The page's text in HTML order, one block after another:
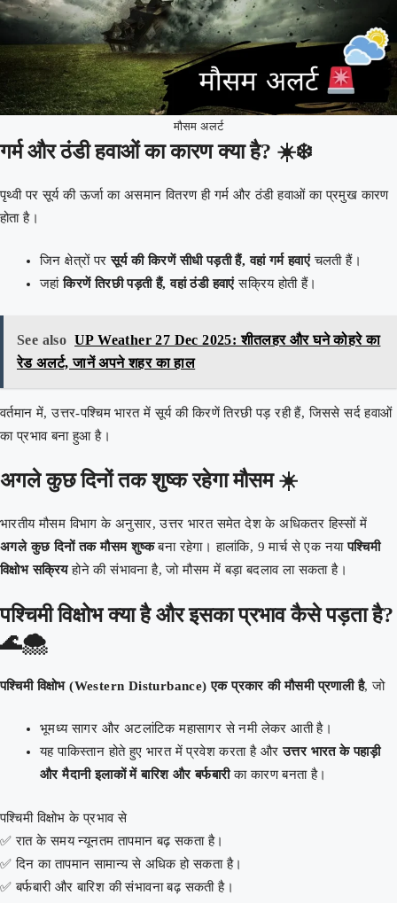
मौसम अलर्ट
गर्म और ठंडी हवाओं का कारण क्या है? ☀️❄️
पृथ्वी पर सूर्य की ऊर्जा का असमान वितरण ही गर्म और ठंडी हवाओं का प्रमुख कारण
होता है।
जिन क्षेत्रों परसूर्य की किरणें सीधी पड़ती हैं, वहां गर्म हवाएंचलती हैं।
जहांकिरणें तिरछी पड़ती हैं, वहां ठंडी हवाएंसक्रिय होती हैं।
See also UP Weather 27 Dec 2025: शीतलहर और घने कोहरे का
रेड अलर्ट, जानें अपने शहर का हाल
वर्तमान में, उत्तर-पश्चिम भारत में सूर्य की किरणें तिरछी पड़ रही हैं, जिससे सर्द हवाओं
का प्रभाव बना हुआ है।
अगले कुछ दिनों तक शुष्क रहेगा मौसम ☀️
भारतीय मौसम विभाग के अनुसार, उत्तर भारत समेत देश के अधिकतर हिस्सों में
अगले कुछ दिनों तक मौसम शुष्कबना रहेगा। हालांकि, 9 मार्च से एक नयापश्चिमी
विक्षोभ सक्रियहोने की संभावना है, जो मौसम में बड़ा बदलाव ला सकता है।
पश्चिमी विक्षोभ क्या है और इसका प्रभाव कैसे पड़ता है?
🌊🌨️
पश्चिमी विक्षोभ (Western Disturbance) एक प्रकार की मौसमी प्रणाली है, जो
भूमध्य सागर और अटलांटिक महासागर से नमी लेकर आती है।
यह पाकिस्तान होते हुए भारत में प्रवेश करता है औरउत्तर भारत के पहाड़ी
और मैदानी इलाकों में बारिश और बर्फबारीका कारण बनता है।
पश्चिमी विक्षोभ के प्रभाव से
✅ रात के समय न्यूनतम तापमान बढ़ सकता है।
✅ दिन का तापमान सामान्य से अधिक हो सकता है।
✅ बर्फबारी और बारिश की संभावना बढ़ सकती है।